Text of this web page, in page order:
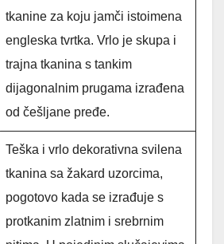
tkanine za koju jamči istoimena
engleska tvrtka. Vrlo je skupa i
trajna tkanina s tankim
dijagonalnim prugama izrađena
od češljane pređe.
Teška i vrlo dekorativna svilena
tkanina sa žakard uzorcima,
pogotovo kada se izrađuje s
protkanim zlatnim i srebrnim